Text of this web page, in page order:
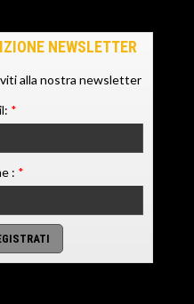
NEWSLETTER
alla nostra newsletter
*
: *